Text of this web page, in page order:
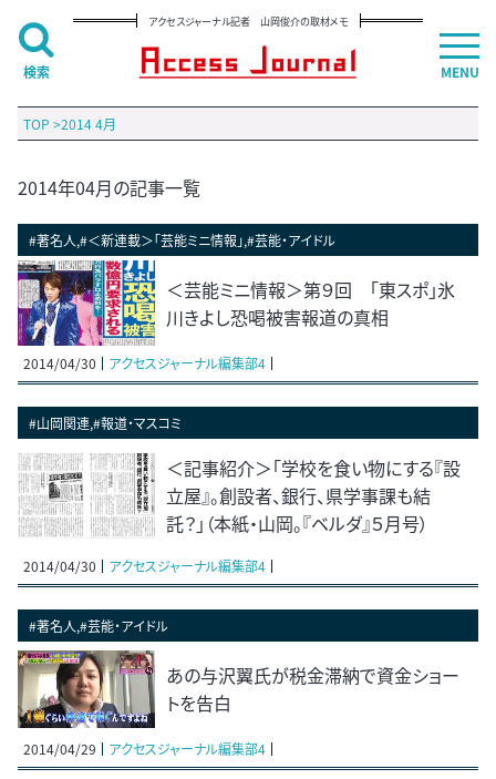
アクセスジャーナル記者 山岡俊介の取材メモ
TOP >2014 4月
2014年04月の記事一覧
#著名人,#＜新連載＞「芸能ミニ情報」,#芸能・アイドル
＜芸能ミニ情報＞第９回 「東スポ」氷
川きよし恐喝被害報道の真相
2014/04/30 アクセスジャーナル編集部4
#山岡関連,#報道・マスコミ
＜記事紹介＞「学校を食い物にする『設
立屋』。創設者、銀行、県学事課も結
託？」（本紙・山岡。『ベルダ』５月号）
2014/04/30 アクセスジャーナル編集部4
#著名人,#芸能・アイドル
あの与沢翼氏が税金滞納で資金ショー
トを告白
2014/04/29 アクセスジャーナル編集部4
MENU
検索